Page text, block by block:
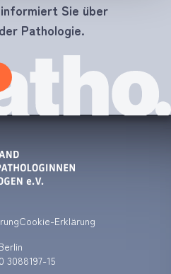
Sie über
Pathologie.
Cookie-Erklärung
3088197-15